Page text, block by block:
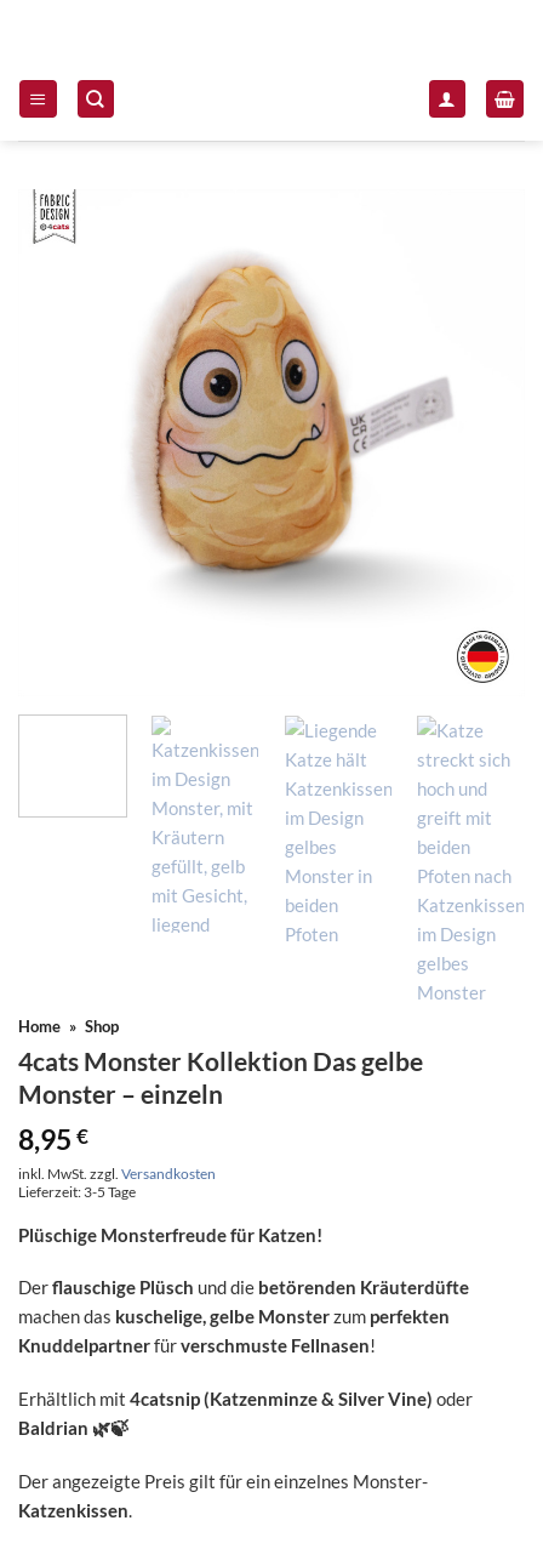
Home » Shop
4cats Monster Kollektion Das gelbe
Monster – einzeln
8,95 €
inkl. MwSt. zzgl. Versandkosten
Lieferzeit: 3-5 Tage
Plüschige Monsterfreude für Katzen!
Derflauschige Plüsch und die betörenden Kräuterdüfte
machen das kuschelige, gelbe Monsterzum perfekten
Knuddelpartnerfürverschmuste Fellnasen!
Erhältlich mit 4catsnip (Katzenminze & Silver Vine) oder
Baldrian 🌿🍃
Der angezeigte Preis gilt für ein einzelnes Monster-
Katzenkissen.